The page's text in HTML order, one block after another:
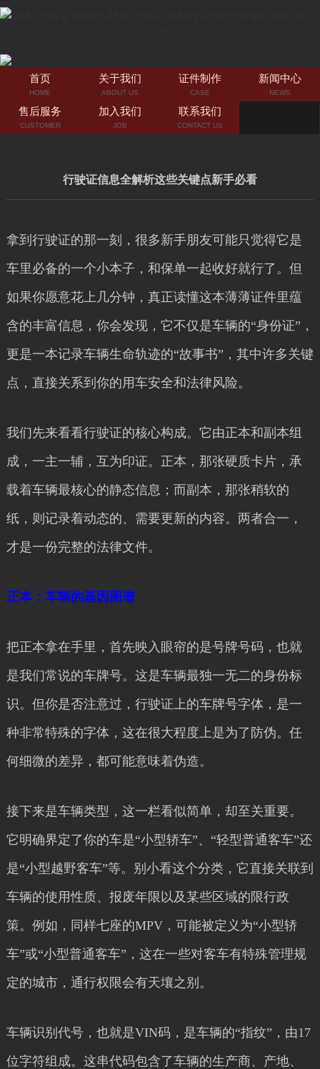
首页
HOME
关于我们
ABOUT US
证件制作
CASE
新闻中心
NEWS
售后服务
CUSTOMER
加入我们
JOB
联系我们
CONTACT US
行驶证信息全解析这些关键点新手必看
拿到行驶证的那一刻，很多新手朋友可能只觉得它是
车里必备的一个小本子，和保单一起收好就行了。但
如果你愿意花上几分钟，真正读懂这本薄薄证件里蕴
含的丰富信息，你会发现，它不仅是车辆的“身份证”，
更是一本记录车辆生命轨迹的“故事书”，其中许多关键
点，直接关系到你的用车安全和法律风险。
我们先来看看行驶证的核心构成。它由正本和副本组
成，一主一辅，互为印证。正本，那张硬质卡片，承
载着车辆最核心的静态信息；而副本，那张稍软的
纸，则记录着动态的、需要更新的内容。两者合一，
才是一份完整的法律文件。
正本：车辆的基因图谱
把正本拿在手里，首先映入眼帘的是号牌号码，也就
是我们常说的车牌号。这是车辆最独一无二的身份标
识。但你是否注意过，行驶证上的车牌号字体，是一
种非常特殊的字体，这在很大程度上是为了防伪。任
何细微的差异，都可能意味着伪造。
接下来是车辆类型，这一栏看似简单，却至关重要。
它明确界定了你的车是“小型轿车”、“轻型普通客车”还
是“小型越野客车”等。别小看这个分类，它直接关联到
车辆的使用性质、报废年限以及某些区域的限行政
策。例如，同样七座的MPV，可能被定义为“小型轿
车”或“小型普通客车”，这在一些对客车有特殊管理规
定的城市，通行权限会有天壤之别。
车辆识别代号，也就是VIN码，是车辆的“指纹”，由17
位字符组成。这串代码包含了车辆的生产商、产地、